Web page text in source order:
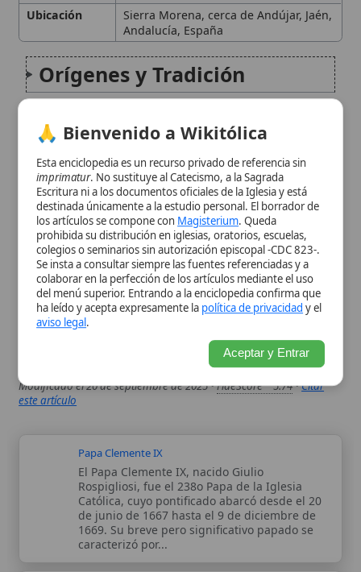
El Santuario de Sierra
Morena
Reconocimiento Eclesiástico
Mundo Hispano
Significado Espiritual
Citas y referencias
Modificado el 20 de septiembre de 2025 •FideScore™ 5.74 •Citar
este artículo
Papa Clemente IX
Rospigliosi, fue el 238o Papa de la Iglesia
Católica, cuyo pontificado abarcó desde el 20
1669. Su breve pero significativo papado se
caracterizó por...
El Papa Clemente VI (nacido Pierre Roger) fue
el 198o Papa de la Iglesia Católica, cuyo
pontificado se extendió desde el 7 de mayo
de 1342 hasta el 6 de diciembre de 1352. Su
papado tuvo lugar durante el período...
🙏 Bienvenido a Wikitólica
Esta enciclopedia es un recurso privado de referencia sin
imprimatur
. No sustituye al Catecismo, a la Sagrada
Escritura ni a los documentos oficiales de la Iglesia y está
destinada únicamente a la estudio personal. El borrador de
colegios o seminarios sin autorización episcopal -CDC 823-.
Se insta a consultar siempre las fuentes referenciadas y a
colaborar en la perfección de los artículos mediante el uso
del menú superior. Entrando a la enciclopedia confirma que
ha leído y acepta expresamente lapolítica de privacidady el
aviso legal
Aceptar y Entrar